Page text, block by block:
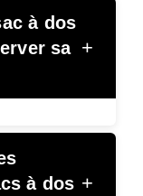
à dos
sa +
à dos +